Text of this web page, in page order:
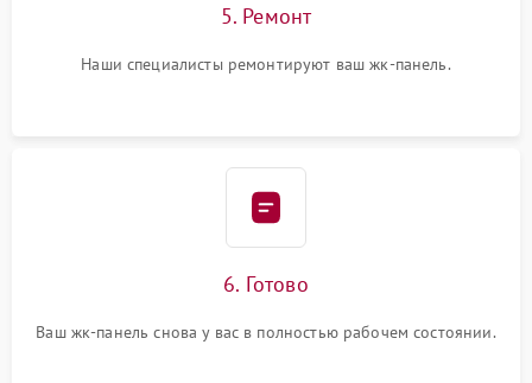
5. Ремонт
Наши специалисты ремонтируют ваш жк-панель.
6. Готово
Ваш жк-панель снова у вас в полностью рабочем состоянии.